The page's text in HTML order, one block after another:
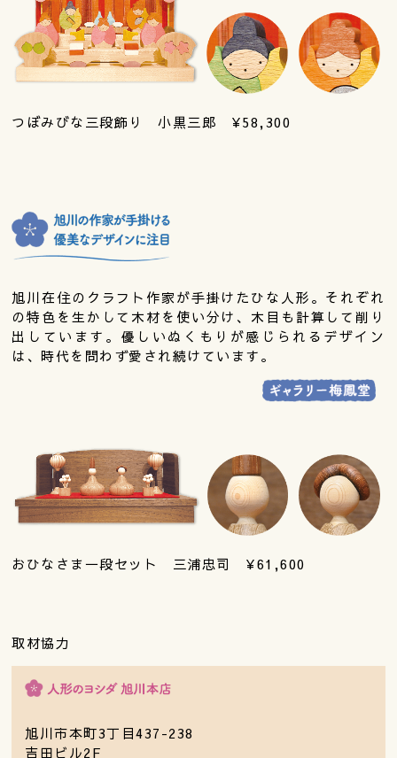
つぼみびな三段飾り 小黒三郎 ¥58,300
旭川在住のクラフト作家が手掛けたひな人形。それぞれ
の特色を生かして木材を使い分け、木目も計算して削り
出しています。優しいぬくもりが感じられるデザイン
は、時代を問わず愛され続けています。
おひなさま一段セット 三浦忠司 ¥61,600
取材協力
旭川市本町3丁目437-238
吉田ビル2F